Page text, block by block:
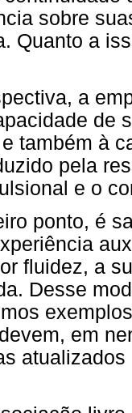
sobre
Quanto a
a
de
também à
pela
e o
ponto, é
fluidez, a
Desse
em